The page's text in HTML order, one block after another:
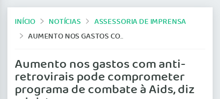
INÍCIO NOTÍCIAS
ASSESSORIA DE IMPRENSA
AUMENTO NOS GASTOS COM ANTI-RETROVIRAIS PODE COMPROMETER PROGRAMA DE COMBATE À AIDS, DIZ MINISTRO
Aumento nos gastos com anti-
retrovirais pode comprometer
programa de combate à Aids, diz